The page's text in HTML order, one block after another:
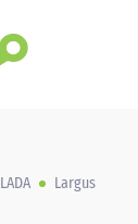
LADA Largus